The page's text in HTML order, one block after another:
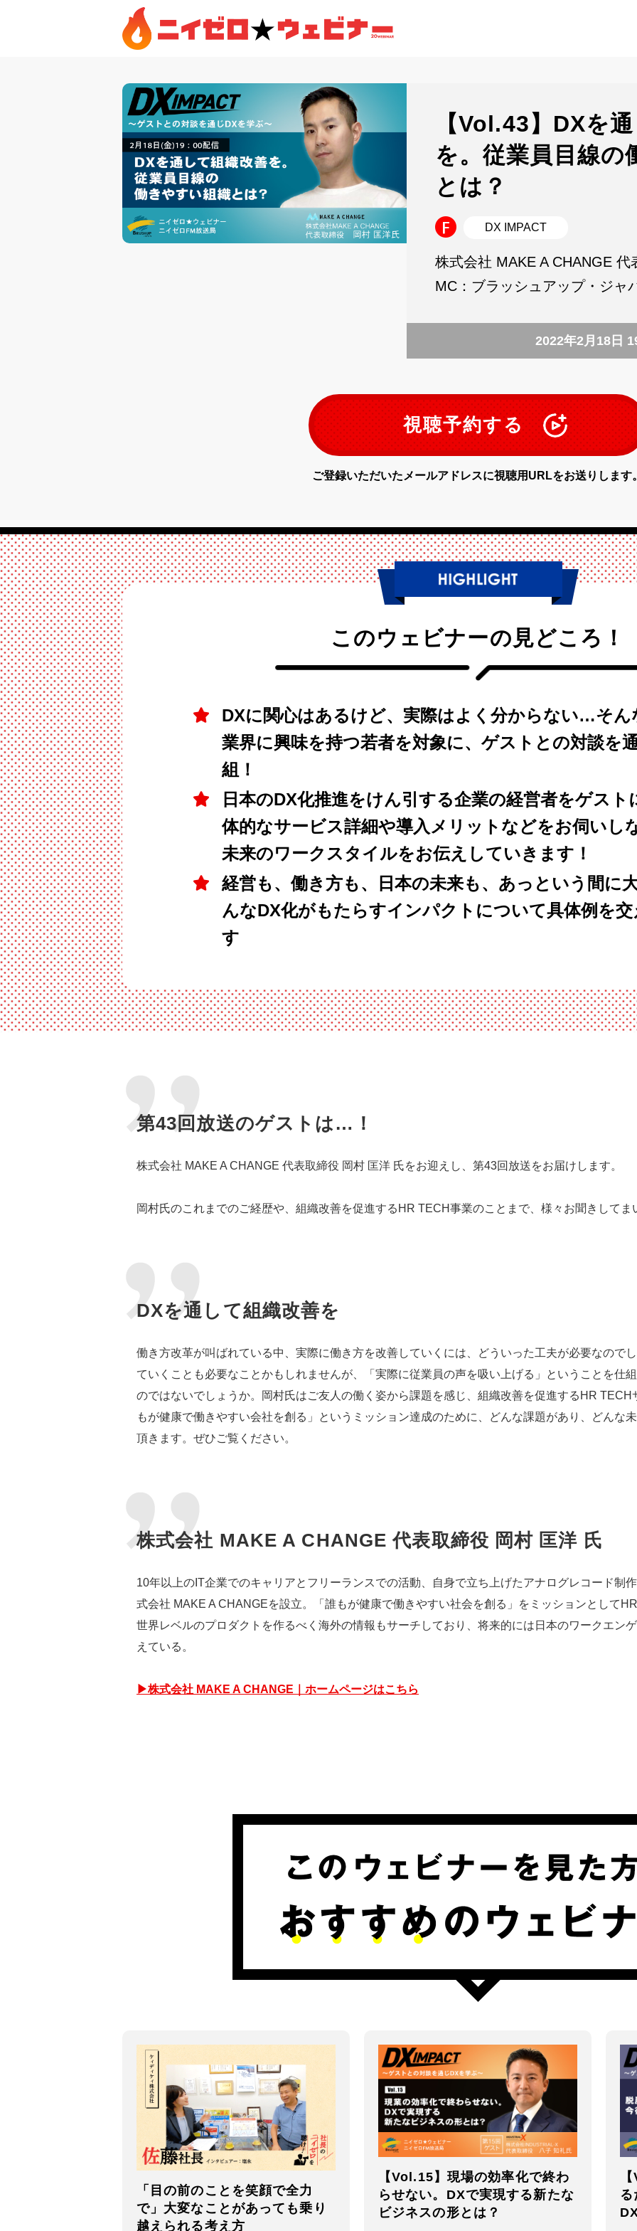
【Vol.43】DXを
を。従業員目線の
とは？
DX IMPACT
株式会社 MAKE A CHANGE
MC：ブラッシュアップ・ジャ
2022年2月18日
視聴予約する
ご登録いただいたメールアドレスに視聴用URLをお送りします。
このウェビナーの見どころ！
DXに関心はあるけど、実際はよく分からない…そん
業界に興味を持つ若者を対象に、ゲストとの対談を
組！
日本のDX化推進をけん引する企業の経営者をゲスト
体的なサービス詳細や導入メリットなどをお伺いし
未来のワークスタイルをお伝えしていきます！
経営も、働き方も、日本の未来も、あっという間に
んなDX化がもたらすインパクトについて具体例を交
す
第43回放送のゲストは…！
株式会社 MAKE A CHANGE 代表取締役 岡村 匡洋 氏をお迎えし、第43回放送をお届けします。
岡村氏のこれまでのご経歴や、組織改善を促進するHR TECH事業のことまで、様々お聞きしてま
DXを通して組織改善を
働き方改革が叫ばれている中、実際に働き方を改善していくには、どういった工夫が必要なので
ていくことも必要なことかもしれませんが、「実際に従業員の声を吸い上げる」ということを仕
のではないでしょうか。岡村氏はご友人の働く姿から課題を感じ、組織改善を促進するHR
もが健康で働きやすい会社を創る」というミッション達成のために、どんな課題があり、どんな
頂きます。ぜひご覧ください。
株式会社 MAKE A CHANGE 代表取締役 岡村 匡洋 氏
10年以上のIT企業でのキャリアとフリーランスでの活動、自身で立ち上げたアナログレコード制
式会社 MAKE A CHANGEを設立。「誰もが健康で働きやすい社会を創る」をミッションとして
世界レベルのプロダクトを作るべく海外の情報もサーチしており、将来的には日本のワークエン
えている。
▶株式会社 MAKE A CHANGE｜ホームページはこちら
「目の前のことを笑顔で全力
で」大変なことがあっても乗り
越えられる考え方
【Vol.15】現場の効率化で終わ
らせない。DXで実現する新たな
ビジネスの形とは？